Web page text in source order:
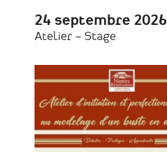
Date
24 septembre 2026
d'évènement
Atelier – Stage